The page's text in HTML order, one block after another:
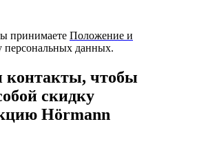
принимаете Положение и
персональных данных.
контакты, чтобы
скидку
Hörmann